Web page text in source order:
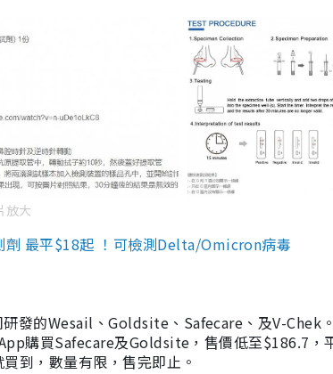
放大
劑 最平$18起 ！可檢測Delta/Omicron病毒
發的Wesail、Goldsite、Safecare、及V-Chek
購買Safecare及Goldsite，售價低至$186.7，
到，數量有限，售完即止。